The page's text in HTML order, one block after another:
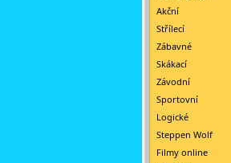
Akční
Střílecí
Zábavné
Skákací
Závodní
Sportovní
Logické
Steppen Wolf
Filmy online